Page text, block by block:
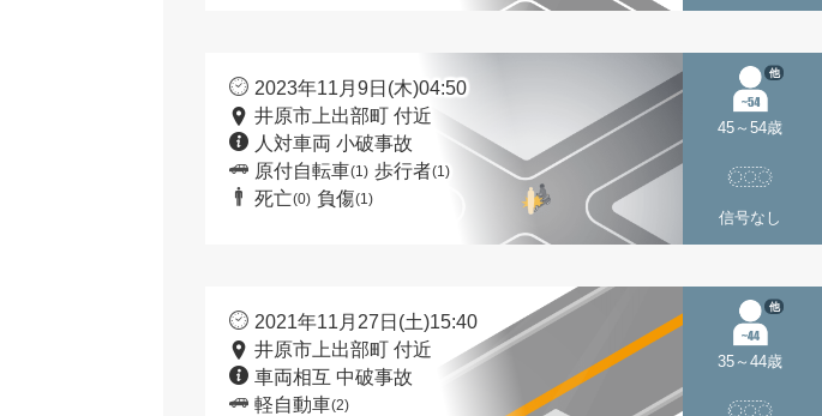
2023年11月9日(木)04:50
井原市上出部町 付近
人対車両 小破事故
原付自転車(1) 歩行者(1)
死亡(0) 負傷(1)
45～54歳
他
信号なし
2021年11月27日(土)15:40
井原市上出部町 付近
車両相互 中破事故
軽自動車(2)
35～44歳
他